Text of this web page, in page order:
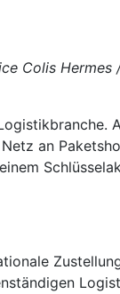
Colis Hermes
an